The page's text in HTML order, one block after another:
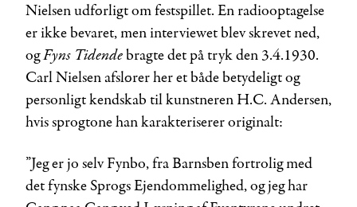
Nielsen udførligt om festspillet. En radiooptagelse
er ikke bevaret, men interviewet blev skrevet ned,
ogFyns Tidendebragte det på tryk den 3.4.1930.
Carl Nielsen afslører her et både betydeligt og
personligt kendskab til kunstneren H.C. Andersen,
hvis sprogtone han karakteriserer originalt:
”Jeg er jo selv Fynbo, fra Barnsben fortrolig med
det fynske Sprogs Ejendommelighed, og jeg har